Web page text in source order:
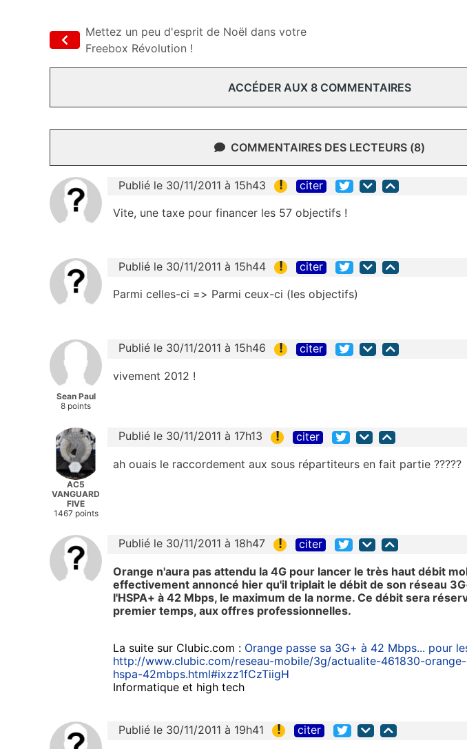
Mettez un peu d'esprit de Noël dans votre
Freebox Révolution !
ACCÉDER AUX 8 COMMENTAIRES
COMMENTAIRES DES LECTEURS (8)
Publié le 30/11/2011 à 15h43 ! citer
Vite, une taxe pour financer les 57 objectifs !
Publié le 30/11/2011 à 15h44 ! citer
Parmi celles-ci => Parmi ceux-ci (les objectifs)
Sean Paul
8 points
Publié le 30/11/2011 à 15h46 ! citer
vivement 2012 !
AC5
VANGUARD
FIVE
1467 points
Publié le 30/11/2011 à 17h13 ! citer
ah ouais le raccordement aux sous répartiteurs en fait partie ?????
Publié le 30/11/2011 à 18h47 ! citer
Orange n'aura pas attendu la 4G pour lancer le très haut débit
effectivement annoncé hier qu'il triplait le débit de son réseau
l'HSPA+ à 42 Mbps, le maximum de la norme. Ce débit sera
premier temps, aux offres professionnelles.
La suite sur Clubic.com : Orange passe sa 3G+ à 42 Mbps... pour
http://www.clubic.com/reseau-mobile/3g/actualite-461830-
hspa-42mbps.html#ixzz1fCzTiigH
Informatique et high tech
Publié le 30/11/2011 à 19h41 ! citer